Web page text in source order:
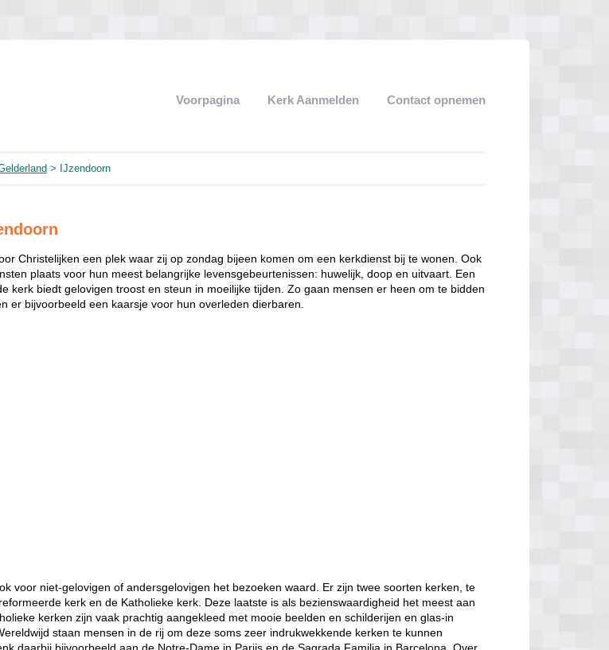
Voorpagina Kerk Aanmelden Contact opnemen
> IJzendoorn
Christelijken een plek waar zij op zondag bijeen komen om een kerkdienst bij te wonen. Ook
plaats voor hun meest belangrijke levensgebeurtenissen: huwelijk, doop en uitvaart. Een
kerk biedt gelovigen troost en steun in moeilijke tijden. Zo gaan mensen er heen om te bidden
er bijvoorbeeld een kaarsje voor hun overleden dierbaren.
voor niet-gelovigen of andersgelovigen het bezoeken waard. Er zijn twee soorten kerken, te
kerk en de Katholieke kerk. Deze laatste is als bezienswaardigheid het meest aan
kerken zijn vaak prachtig aangekleed met mooie beelden en schilderijen en glas-in
staan mensen in de rij om deze soms zeer indrukwekkende kerken te kunnen